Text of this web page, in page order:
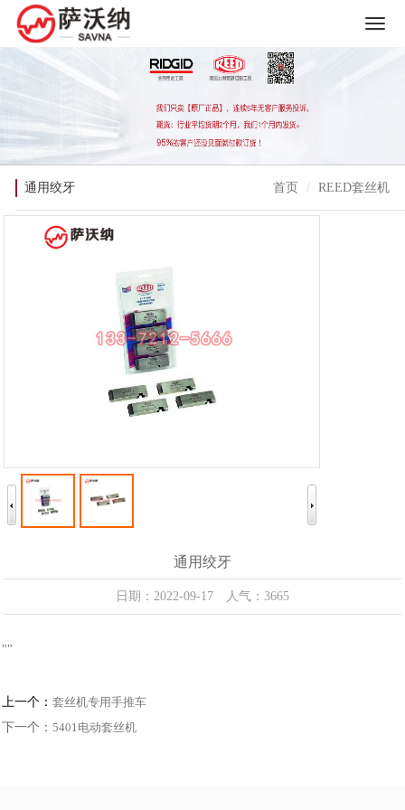
通用绞牙 首页 REED套丝机
通用绞牙
日期：2022-09-17 人气：3665
""
上一个： 套丝机专用手推车
下一个： 5401电动套丝机